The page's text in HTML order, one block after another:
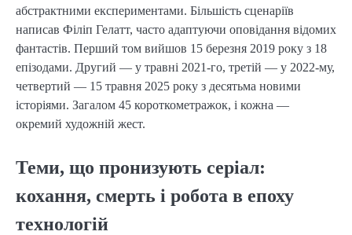
абстрактними експериментами. Більшість сценаріїв
написав Філіп Гелатт, часто адаптуючи оповідання відомих
фантастів. Перший том вийшов 15 березня 2019 року з 18
епізодами. Другий — у травні 2021-го, третій — у 2022-му,
четвертий — 15 травня 2025 року з десятьма новими
історіями. Загалом 45 короткометражок, і кожна —
окремий художній жест.
Теми, що пронизують серіал:
кохання, смерть і робота в епоху
технологій